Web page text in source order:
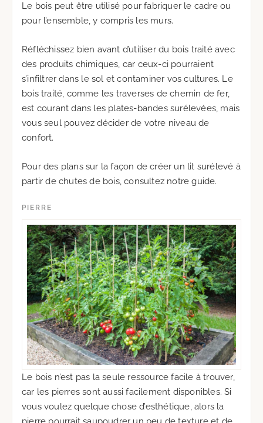
Le bois peut être utilisé pour fabriquer le cadre ou
pour l’ensemble, y compris les murs.
Réfléchissez bien avant d’utiliser du bois traité avec
des produits chimiques, car ceux-ci pourraient
s’infiltrer dans le sol et contaminer vos cultures. Le
bois traité, comme les traverses de chemin de fer,
est courant dans les plates-bandes surélevées, mais
vous seul pouvez décider de votre niveau de
confort.
Pour des plans sur la façon de créer un lit surélevé à
partir de chutes de bois, consultez notre guide.
PIERRE
Le bois n’est pas la seule ressource facile à trouver,
car les pierres sont aussi facilement disponibles. Si
vous voulez quelque chose d’esthétique, alors la